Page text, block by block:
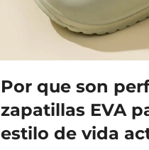
Por que son
zapatillas EVA
estilo de vida